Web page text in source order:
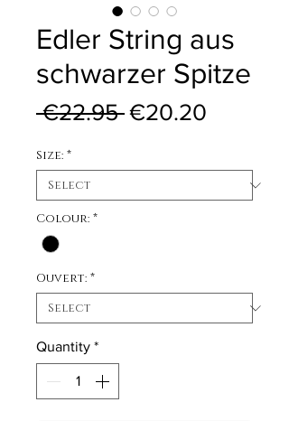
Edler String aus
schwarzer Spitze
€22.95 Regular Price
€20.20
Size: *
Colour: *
Ouvert: *
Quantity *